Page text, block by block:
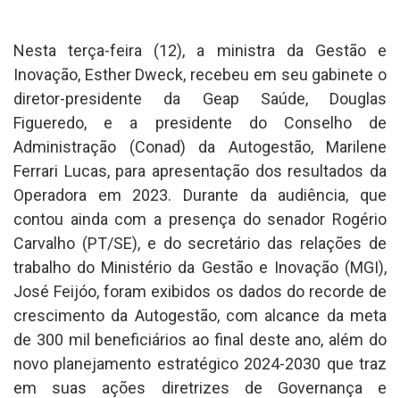
Nesta terça-feira (12), a ministra da Gestão e
Inovação, Esther Dweck, recebeu em seu gabinete o
diretor-presidente da Geap Saúde, Douglas
Figueredo, e a presidente do Conselho de
Administração (Conad) da Autogestão, Marilene
Ferrari Lucas, para apresentação dos resultados da
Operadora em 2023. Durante da audiência, que
contou ainda com a presença do senador Rogério
Carvalho (PT/SE), e do secretário das relações de
trabalho do Ministério da Gestão e Inovação (MGI),
José Feijóo, foram exibidos os dados do recorde de
crescimento da Autogestão, com alcance da meta
de 300 mil beneficiários ao final deste ano, além do
novo planejamento estratégico 2024-2030 que traz
em suas ações diretrizes de Governança e